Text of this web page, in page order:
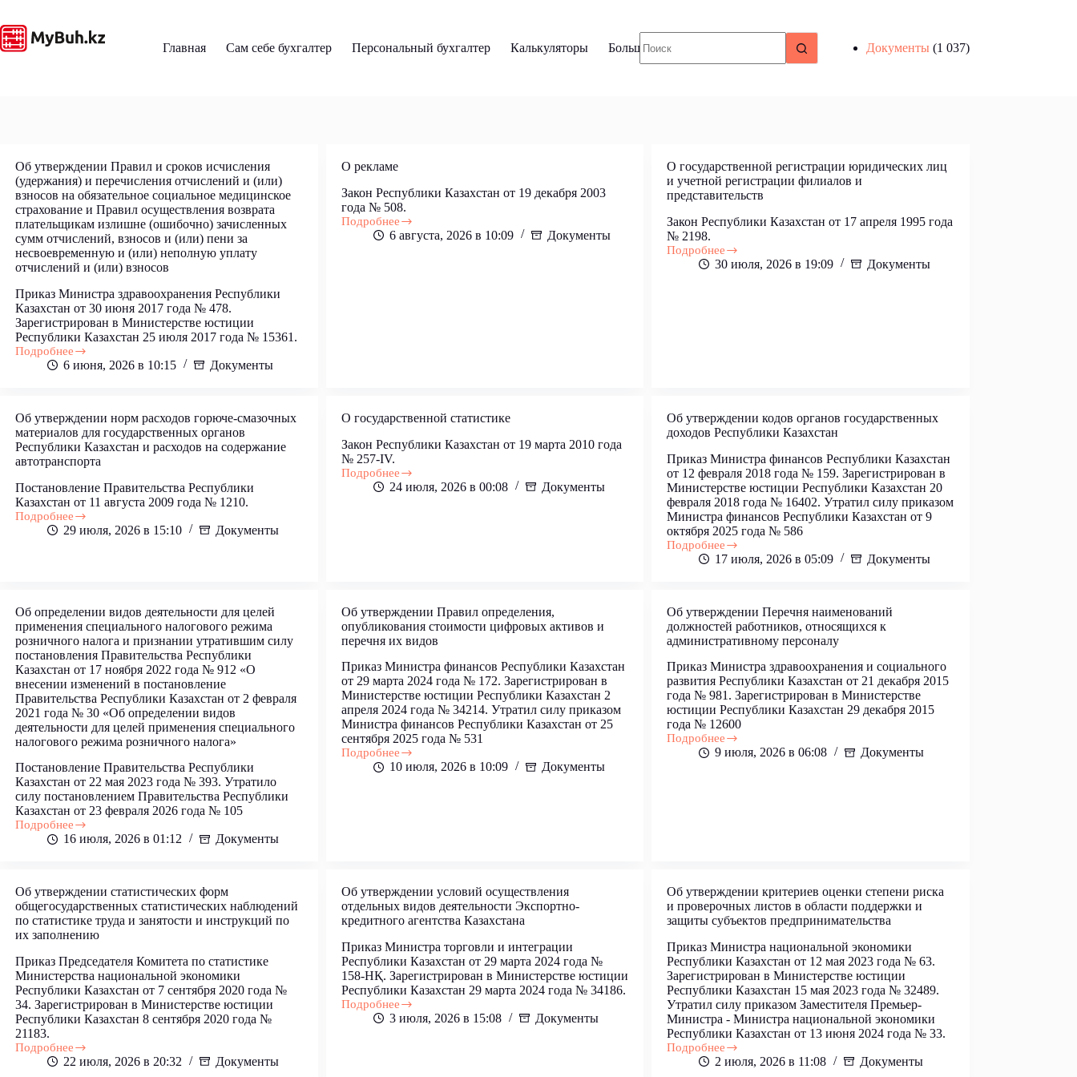
сути
Главная
Сам себе бухгалтер Персональный бухгалтер Калькуляторы Больше Документы(1 037)
Об утверждении Правил и сроков исчисления
(удержания) и перечисления отчислений и (или)
взносов на обязательное социальное медицинское
страхование и Правил осуществления возврата
плательщикам излишне (ошибочно) зачисленных
сумм отчислений, взносов и (или) пени за
несвоевременную и (или) неполную уплату
отчислений и (или) взносов
Приказ Министра здравоохранения Республики
Казахстан от 30 июня 2017 года № 478.
Зарегистрирован в Министерстве юстиции
Республики Казахстан 25 июля 2017 года № 15361.
Подробнее
Об
утверждении
сроков
исчисления
(удержания)
и
перечисления
и
(или)
взносов
Правил
осуществления
возврата
плательщикам
излишне
(ошибочно)
зачисленных
сумм
отчислений,
взносов
(или)
пени
за
несвоевременную
и
(или)
неполную
и
(или)
взносов
6 июня, 2026 в 10:15 Документы
О рекламе
Закон Республики Казахстан от 19 декабря 2003
года № 508.
Подробнее
О
рекламе 6 августа, 2026 в 10:09 Документы
О государственной регистрации юридических лиц
и учетной регистрации филиалов и
представительств
Закон Республики Казахстан от 17 апреля 1995 года
№ 2198.
Подробнее
О
государственной30 июля, 2026 в 19:09 Документы
Об утверждении норм расходов горюче-смазочных
материалов для государственных органов
Республики Казахстан и расходов на содержание
автотранспорта
Постановление Правительства Республики
Казахстан от 11 августа 2009 года № 1210.
Подробнее
Об
утверждении
для
государственных
органов
Республики
Казахстан
и
расходов
на
содержание
автотранспорта
29 июля, 2026 в 15:10 Документы
О государственной статистике
Закон Республики Казахстан от 19 марта 2010 года
№ 257-IV.
Подробнее
О
государственной24 июля, 2026 в 00:08 Документы
Об утверждении кодов органов государственных
доходов Республики Казахстан
Приказ Министра финансов Республики Казахстан
от 12 февраля 2018 года № 159. Зарегистрирован в
Министерстве юстиции Республики Казахстан 20
февраля 2018 года № 16402. Утратил силу приказом
Министра финансов Республики Казахстан от 9
октября 2025 года № 586
Подробнее
Об
утверждении
государственных
доходов
Республики
Казахстан
17 июля, 2026 в 05:09 Документы
Об определении видов деятельности для целей
применения специального налогового режима
розничного налога и признании утратившим силу
постановления Правительства Республики
Казахстан от 17 ноября 2022 года № 912 «О
внесении изменений в постановление
Правительства Республики Казахстан от 2 февраля
2021 года № 30 «Об определении видов
деятельности для целей применения специального
налогового режима розничного налога»
Постановление Правительства Республики
Казахстан от 22 мая 2023 года № 393. Утратило
силу постановлением Правительства Республики
Казахстан от 23 февраля 2026 года № 105
Подробнее
Об
определении
для
целей
применения
специального
налогового
розничного
налога
и
признании
утратившим
силу
постановления
Правительства
16 июля, 2026 в 01:12 Документы
Об утверждении Правил определения,
опубликования стоимости цифровых активов и
перечня их видов
Приказ Министра финансов Республики Казахстан
от 29 марта 2024 года № 172. Зарегистрирован в
Министерстве юстиции Республики Казахстан 2
апреля 2024 года № 34214. Утратил силу приказом
Министра финансов Республики Казахстан от 25
сентября 2025 года № 531
Подробнее
Об
утверждении
их
видов
10 июля, 2026 в 10:09 Документы
Об утверждении Перечня наименований
должностей работников, относящихся к
административному персоналу
Приказ Министра здравоохранения и социального
развития Республики Казахстан от 21 декабря 2015
года № 981. Зарегистрирован в Министерстве
юстиции Республики Казахстан 29 декабря 2015
года № 12600
Подробнее
Об
утверждении9 июля, 2026 в 06:08 Документы
Об утверждении статистических форм
общегосударственных статистических наблюдений
по статистике труда и занятости и инструкций по
их заполнению
Приказ Председателя Комитета по статистике
Министерства национальной экономики
Республики Казахстан от 7 сентября 2020 года №
34. Зарегистрирован в Министерстве юстиции
Республики Казахстан 8 сентября 2020 года №
21183.
Подробнее
Об
утверждении22 июля, 2026 в 20:32 Документы
Об утверждении условий осуществления
отдельных видов деятельности Экспортно-
кредитного агентства Казахстана
Приказ Министра торговли и интеграции
Республики Казахстан от 29 марта 2024 года №
158-НҚ. Зарегистрирован в Министерстве юстиции
Республики Казахстан 29 марта 2024 года № 34186.
Подробнее
Об
утверждении3 июля, 2026 в 15:08 Документы
Об утверждении критериев оценки степени риска
и проверочных листов в области поддержки и
защиты субъектов предпринимательства
Приказ Министра национальной экономики
Республики Казахстан от 12 мая 2023 года № 63.
Зарегистрирован в Министерстве юстиции
Республики Казахстан 15 мая 2023 года № 32489.
Утратил силу приказом Заместителя Премьер-
Министра - Министра национальной экономики
Республики Казахстан от 13 июня 2024 года № 33.
Подробнее
Об
утверждении2 июля, 2026 в 11:08 Документы